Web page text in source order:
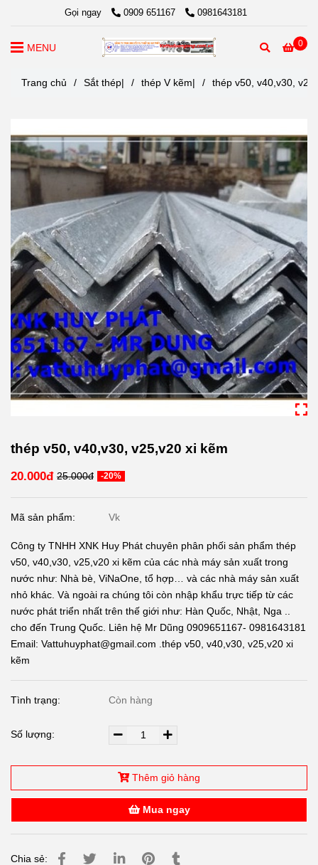
Gọi ngay 0909 651167 0981643181
0
MENU
Trang chủ / Sắt thép| / thép V kẽm| / thép v50, v40,v30,
thép v50, v40,v30, v25,v20 xi kẽm
20.000đ 25.000đ -20%
Mã sản phẩm: Vk
Công ty TNHH XNK Huy Phát chuyên phân phối sản phẩm thép
v50, v40,v30, v25,v20 xi kẽm của các nhà máy sản xuất trong
nước như: Nhà bè, ViNaOne, tổ hợp… và các nhà máy sản xuất
nhỏ khác. Và ngoài ra chúng tôi còn nhập khẩu trực tiếp từ các
nước phát triển nhất trên thế giới như: Hàn Quốc, Nhật, Nga ..
cho đến Trung Quốc. Liên hệ Mr Dũng 0909651167- 0981643181
Email: Vattuhuyphat@gmail.com .thép v50, v40,v30, v25,v20 xi
kẽm
Tình trạng: Còn hàng
Số lượng:
Thêm giỏ hàng
Mua ngay
Chia sẻ: